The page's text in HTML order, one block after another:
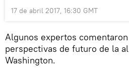
17 de abril 2017, 16:30 GMT
Algunos expertos
perspectivas de futuro de la
Washington.